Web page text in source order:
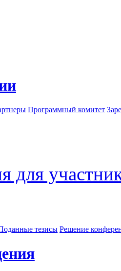
Программный комитет
для
тезисы Решение